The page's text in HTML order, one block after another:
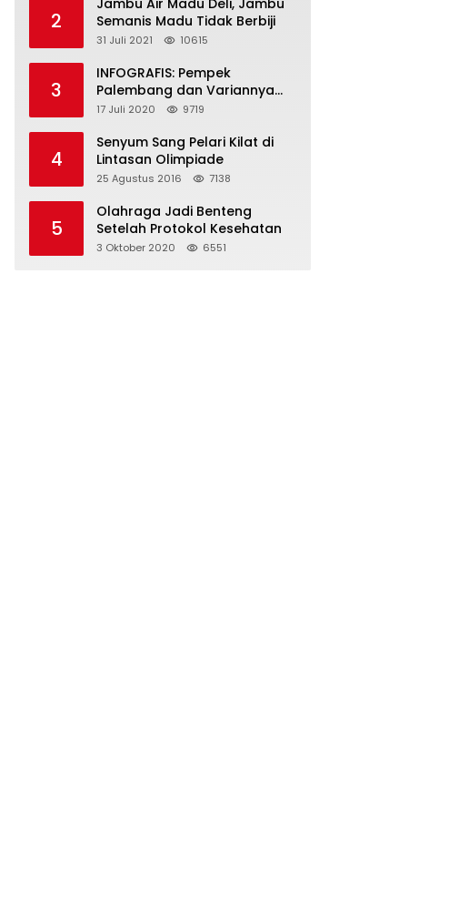
2
Jambu Air Madu Deli, Jambu
Semanis Madu Tidak Berbiji
31 Juli 2021 10615
3
INFOGRAFIS: Pempek
Palembang dan Variannya
yang Melegenda
17 Juli 2020 9719
4
Senyum Sang Pelari Kilat di
Lintasan Olimpiade
25 Agustus 2016 7138
5
Olahraga Jadi Benteng
Setelah Protokol Kesehatan
3 Oktober 2020 6551